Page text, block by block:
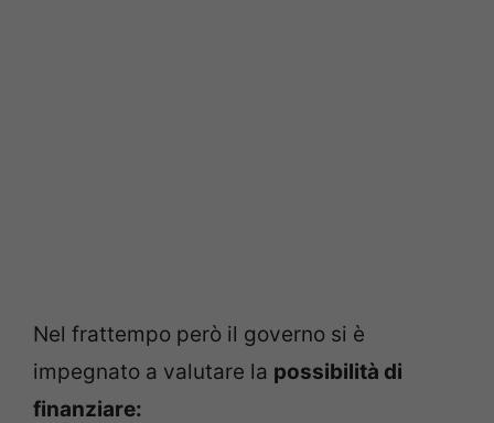
Nel frattempo però il governo si è
impegnato a valutare la possibilità di
finanziare: